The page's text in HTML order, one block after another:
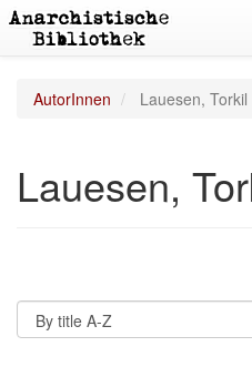
AutorInnen Lauesen, Torkil
Lauesen,